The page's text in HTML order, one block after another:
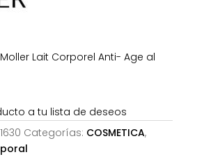
Lait Corporel Anti- Age al
a tu lista de deseos
Categorías: COSMETICA,